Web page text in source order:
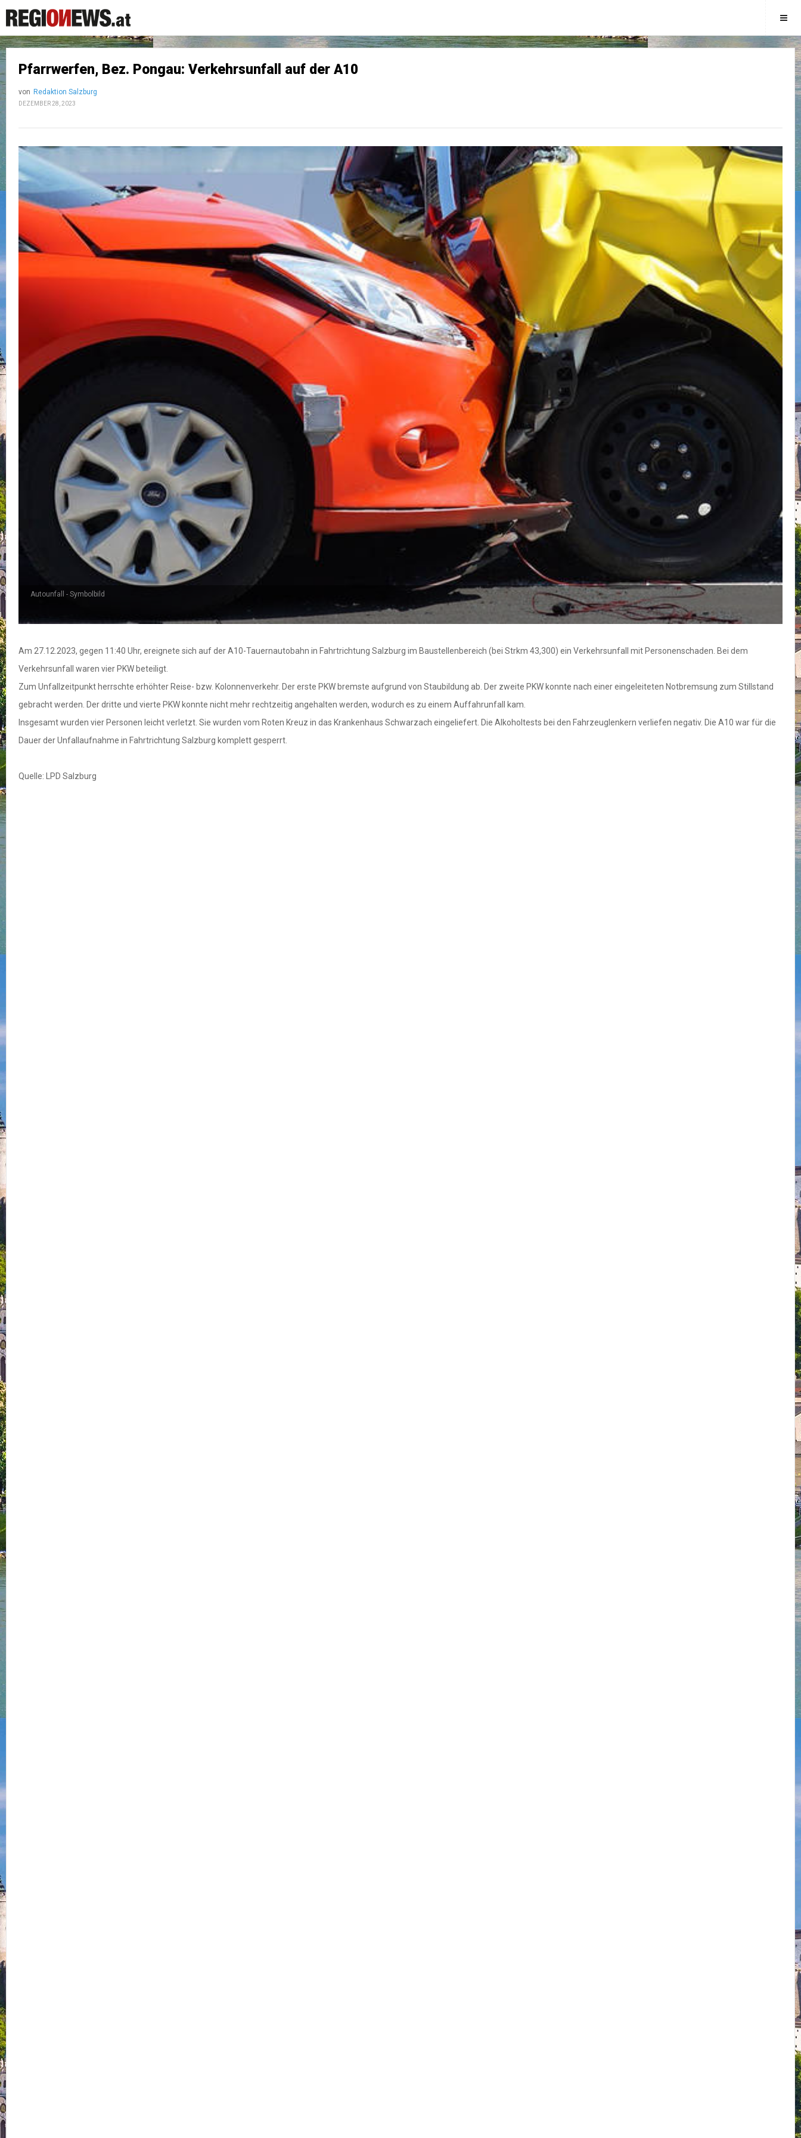
Pfarrwerfen, Bez. Pongau: Verkehrsunfall auf der A10
von Redaktion Salzburg
DEZEMBER 28, 2023
Autounfall - Symbolbild
Am 27.12.2023, gegen 11:40 Uhr, ereignete sich auf der A10-Tauernautobahn in Fahrtrichtung Salzburg im Baustellenbereich (bei Strkm 43,300) ein Verkehrsunfall mit Personenschaden. Bei dem
Verkehrsunfall waren vier PKW beteiligt.
Zum Unfallzeitpunkt herrschte erhöhter Reise- bzw. Kolonnenverkehr. Der erste PKW bremste aufgrund von Staubildung ab. Der zweite PKW konnte nach einer eingeleiteten Notbremsung zum Stillstand
gebracht werden. Der dritte und vierte PKW konnte nicht mehr rechtzeitig angehalten werden, wodurch es zu einem Auffahrunfall kam.
Insgesamt wurden vier Personen leicht verletzt. Sie wurden vom Roten Kreuz in das Krankenhaus Schwarzach eingeliefert. Die Alkoholtests bei den Fahrzeuglenkern verliefen negativ. Die A10 war für die
Dauer der Unfallaufnahme in Fahrtrichtung Salzburg komplett gesperrt.
Quelle: LPD Salzburg